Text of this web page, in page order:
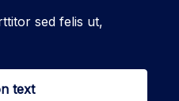
sed felis ut,
text